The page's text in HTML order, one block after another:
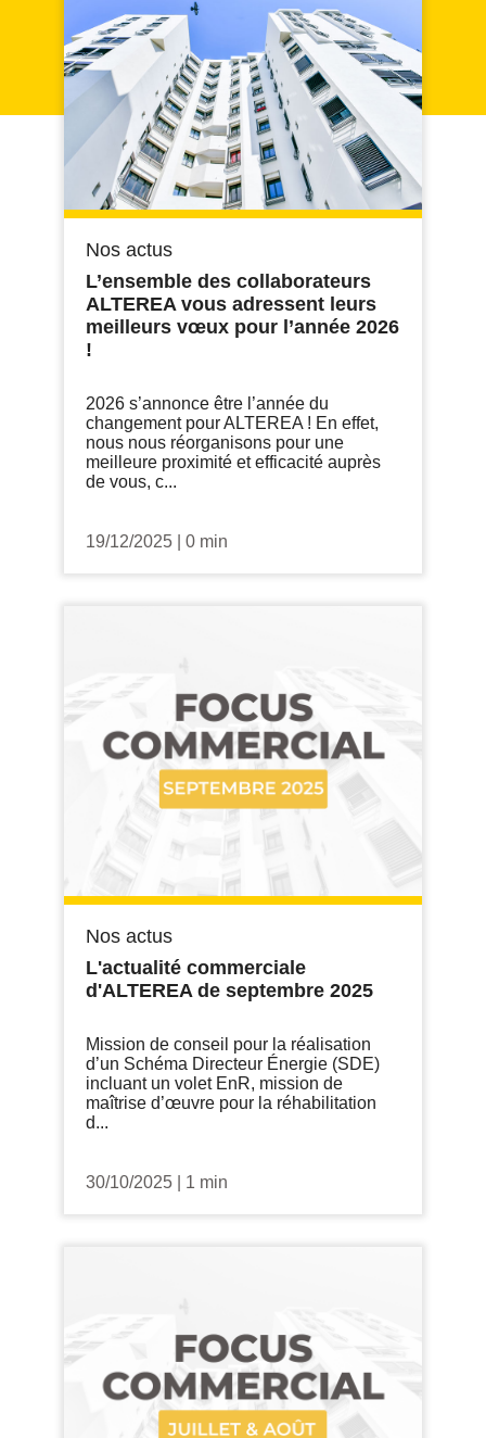
Nos actus
L’ensemble des collaborateurs
ALTEREA vous adressent leurs
meilleurs vœux pour l’année 2026
!
2026 s’annonce être l’année du
changement pour ALTEREA ! En effet,
nous nous réorganisons pour une
meilleure proximité et efficacité auprès
de vous, c...
19/12/2025 0 min
Nos actus
L'actualité commerciale
d'ALTEREA de septembre 2025
Mission de conseil pour la réalisation
d’un Schéma Directeur Énergie (SDE)
incluant un volet EnR, mission de
maîtrise d’œuvre pour la réhabilitation
d...
30/10/2025 1 min